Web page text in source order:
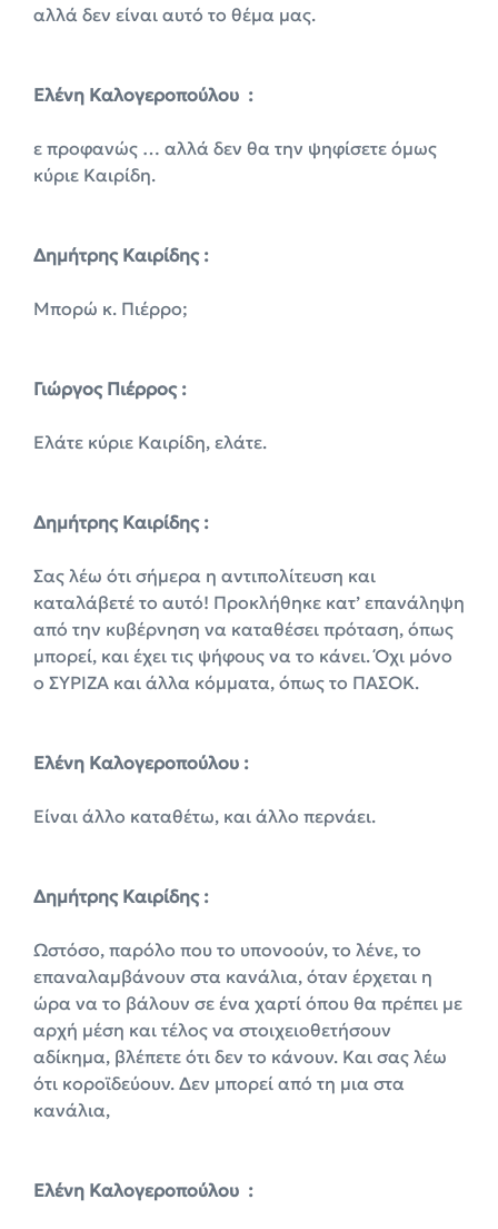
αλλά δεν είναι αυτό το θέμα μας.
Ελένη Καλογεροπούλου :
ε προφανώς … αλλά δεν θα την ψηφίσετε όμως
κύριε Καιρίδη.
Δημήτρης Καιρίδης :
Μπορώ κ. Πιέρρο;
Γιώργος Πιέρρος :
Ελάτε κύριε Καιρίδη, ελάτε.
Δημήτρης Καιρίδης :
Σας λέω ότι σήμερα η αντιπολίτευση και
καταλάβετέ το αυτό! Προκλήθηκε κατ’ επανάληψη
από την κυβέρνηση να καταθέσει πρόταση, όπως
μπορεί, και έχει τις ψήφους να το κάνει. Όχι μόνο
ο ΣΥΡΙΖΑ και άλλα κόμματα, όπως το ΠΑΣΟΚ.
Ελένη Καλογεροπούλου :
Είναι άλλο καταθέτω, και άλλο περνάει.
Δημήτρης Καιρίδης :
Ωστόσο, παρόλο που το υπονοούν, το λένε, το
επαναλαμβάνουν στα κανάλια, όταν έρχεται η
ώρα να το βάλουν σε ένα χαρτί όπου θα πρέπει με
αρχή μέση και τέλος να στοιχειοθετήσουν
αδίκημα, βλέπετε ότι δεν το κάνουν. Και σας λέω
ότι κοροϊδεύουν. Δεν μπορεί από τη μια στα
κανάλια,
Ελένη Καλογεροπούλου :